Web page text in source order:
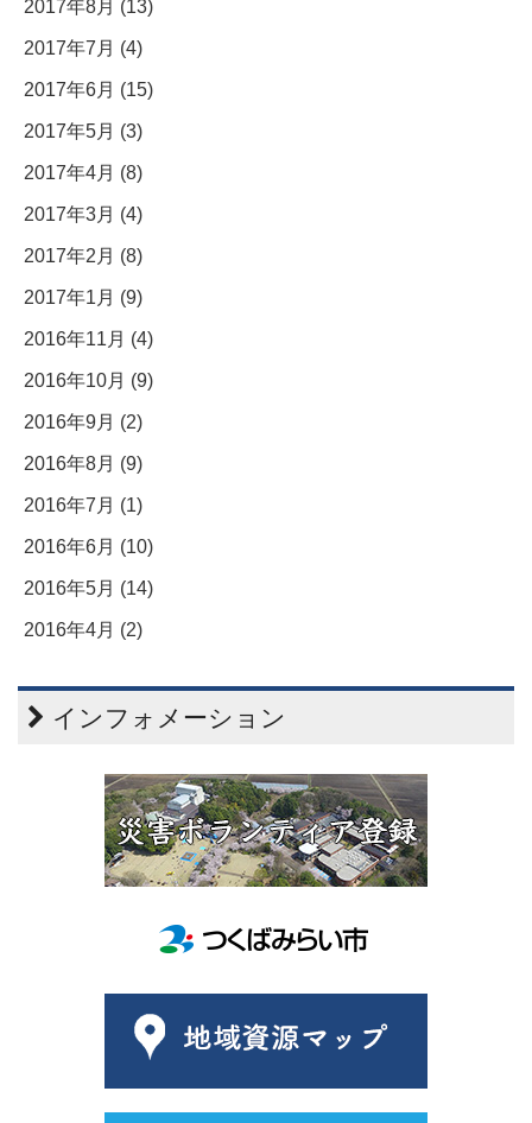
2017年8月 (13)
2017年7月 (4)
2017年6月 (15)
2017年5月 (3)
2017年4月 (8)
2017年3月 (4)
2017年2月 (8)
2017年1月 (9)
2016年11月 (4)
2016年10月 (9)
2016年9月 (2)
2016年8月 (9)
2016年7月 (1)
2016年6月 (10)
2016年5月 (14)
2016年4月 (2)
インフォメーション